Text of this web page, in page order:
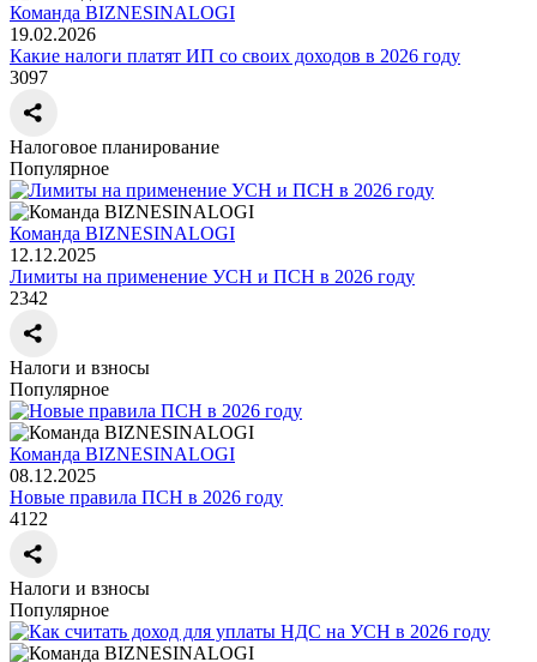
Команда BIZNESINALOGI
19.02.2026
Какие налоги платят ИП со своих доходов в 2026 году
3097
Налоговое планирование
Популярное
Команда BIZNESINALOGI
12.12.2025
Лимиты на применение УСН и ПСН в 2026 году
2342
Налоги и взносы
Популярное
Команда BIZNESINALOGI
08.12.2025
Новые правила ПСН в 2026 году
4122
Налоги и взносы
Популярное